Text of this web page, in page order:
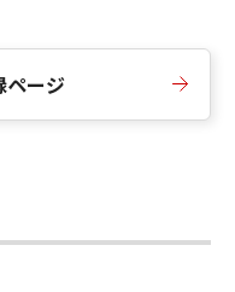
ページ